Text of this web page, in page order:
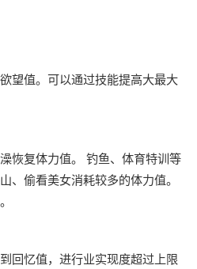
望值。 可以通过技能提高大最大
恢复体力值。
钓鱼、体育特训等
、偷看美女消耗较多的体力值。
回忆值，进行业实现度超过上限